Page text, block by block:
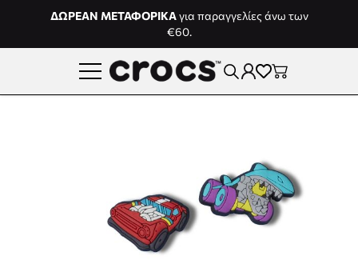
Μετάβαση στο περιεχόμενο
ΔΩΡΕΑΝ ΜΕΤΑΦΟΡΙΚΑγια παραγγελίες άνω των
€60.